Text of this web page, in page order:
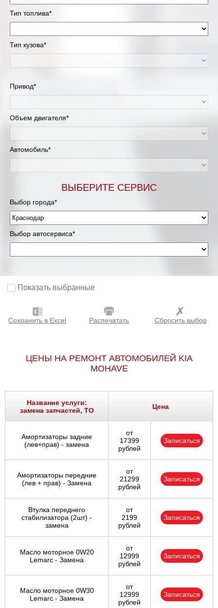
Тип топлива*
Тип кузова*
Привод*
Объем двигателя*
Автомобиль*
ВЫБЕРИТЕ СЕРВИС
Выбор города*
Выбор автосервиса*
Показать выбранные
Сохранить в Excel Распечатать Сбросить выбор
ЦЕНЫ НА РЕМОНТ АВТОМОБИЛЕЙ KIA
MOHAVE
Название услуги:
замена запчастей, ТО
Цена
Амортизаторы задние
(лев+прав) - замена
от
17399
рублей
Записаться
Амортизаторы передние
(лев + прав) - Замена
от
21299
рублей
Записаться
Втулка переднего
стабилизатора (2шт) -
замена
от
2199
рублей
Записаться
Масло моторное 0W20
Lemarc - Замена
от
12999
рублей
Записаться
Масло моторное 0W30
Lemarc - Замена
от
12999
рублей
Записаться